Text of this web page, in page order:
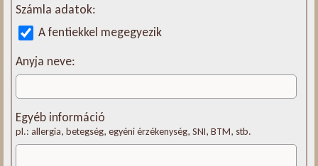
Számla adatok:
A fentiekkel megegyezik
Anyja neve:
Egyéb információ
pl.: allergia, betegség, egyéni érzékenység, SNI, BTM, stb.